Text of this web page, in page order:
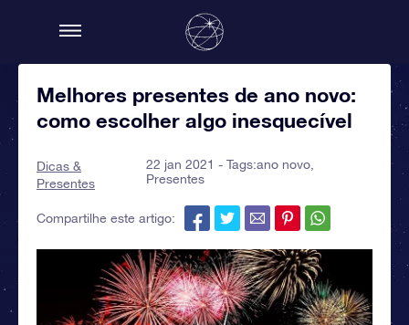
Melhores presentes de ano novo:
como escolher algo inesquecível
Dicas &
Presentes
22 jan 2021 - Tags:ano novo
Presentes
Compartilhe este artigo: